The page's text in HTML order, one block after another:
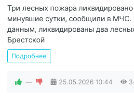
Три лесных пожара ликвидировано
минувшие сутки, сообщили в МЧС.
данным, ликвидированы два
Брестской
Подробнее
— 25.05.2026 10:44